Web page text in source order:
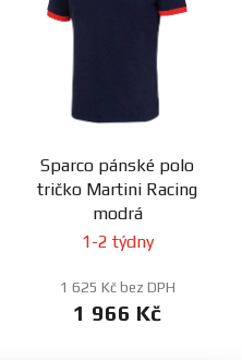
Sparco pánské polo
tričko Martini Racing
modrá
1-2 týdny
1 625 Kč bez DPH
1 966 Kč